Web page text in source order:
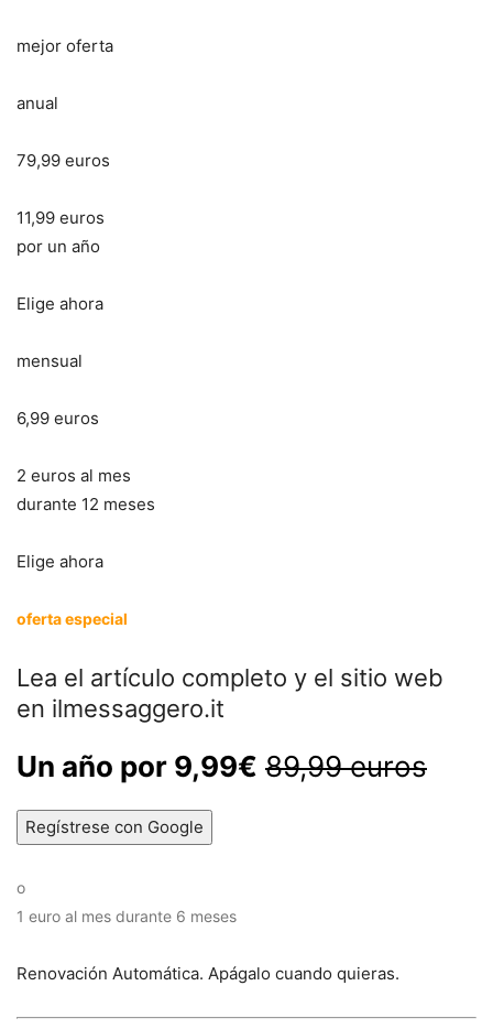
mejor oferta
anual
79,99 euros
11,99 euros
por un año
Elige ahora
mensual
6,99 euros
2 euros al mes
durante 12 meses
Elige ahora
oferta especial
Lea el artículo completo y el sitio web
en ilmessaggero.it
Un año por 9,99€ 89,99 euros
Regístrese con Google
o
1 euro al mes durante 6 meses
Renovación Automática. Apágalo cuando quieras.